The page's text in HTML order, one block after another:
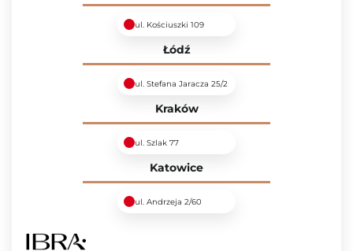
ul. Kościuszki 109
Łódź
ul. Stefana Jaracza 25/2
Kraków
ul. Szlak 77
Katowice
ul. Andrzeja 2/60